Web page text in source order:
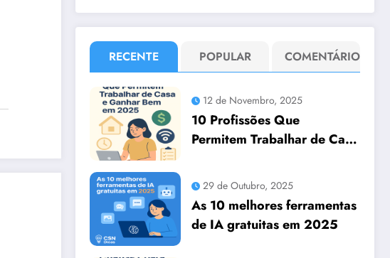
RECENTE POPULAR COMENTÁRIO
12 de Novembro, 2025
10 Profissões Que
Permitem Trabalhar de Casa
29 de Outubro, 2025
As 10 melhores ferramentas
de IA gratuitas em 2025